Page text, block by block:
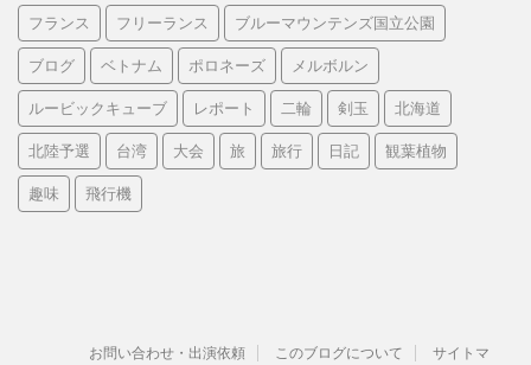
フランス フリーランス ブルーマウンテンズ国立公園
ブログ ベトナム ポロネーズ メルボルン
ルービックキューブ レポート 二輪 剣玉 北海道
北陸予選 台湾 大会 旅 旅行 日記 観葉植物
趣味 飛行機
お問い合わせ・出演依頼 このブログについて
サイトマ